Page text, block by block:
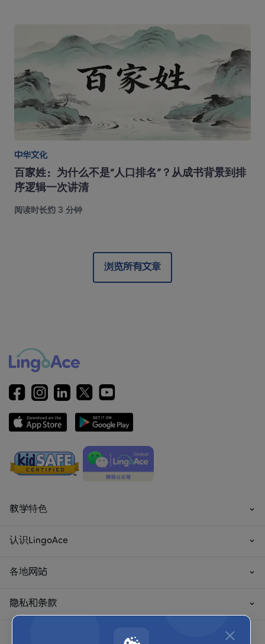
中华文化
百家姓：为什么不是“人口排名”？从成书背景到排
序逻辑一次讲清
阅读时长约 3 分钟
浏览所有文章
教学特色
认识LingoAce
各地网站
隐私和条款